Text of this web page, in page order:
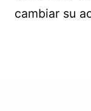
cambiar su